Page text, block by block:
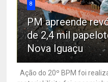
8
PM apreende
de 2,4 mil
Nova Iguaçu
Ação do 20º BPM foi